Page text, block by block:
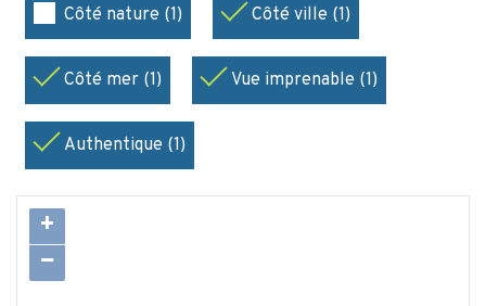
Côté nature (1) Côté ville (1)
Côté mer (1) Vue imprenable (1)
Authentique (1)
+
−